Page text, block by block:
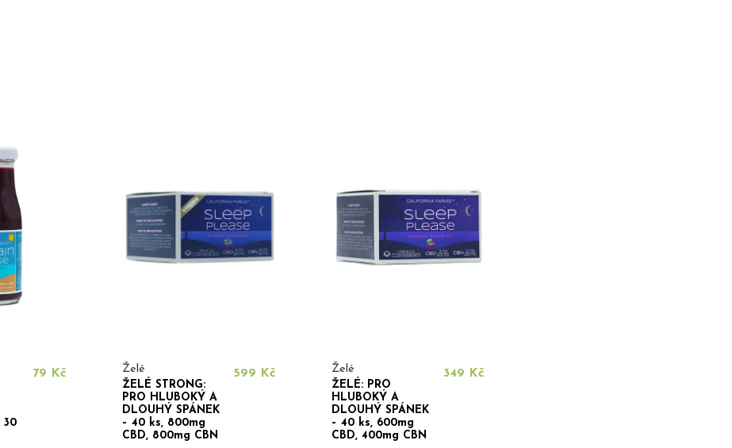
30
79 Kč
Želé
ŽELÉ STRONG:
PRO HLUBOKÝ A
DLOUHÝ SPÁNEK
– 40 ks, 800mg
CBD, 800mg CBN
599 Kč
Želé
ŽELÉ: PRO
HLUBOKÝ A
DLOUHÝ SPÁNEK
– 40 ks, 600mg
CBD, 400mg CBN
349 Kč